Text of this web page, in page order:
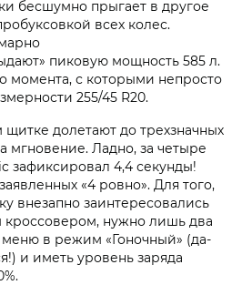
бесшумно прыгает в другое
всех колес.
пиковую мощность 585 л.
момента, с которыми непросто
255/45 R20.
долетают до трехзначных
мгновение. Ладно, за четыре
зафиксировал 4,4 секунды!
«4 ровно». Для того,
внезапно заинтересовались
нужно лишь два
в режим «Гоночный» (да-
и иметь уровень заряда